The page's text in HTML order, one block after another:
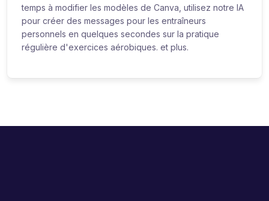
temps à modifier les modèles de Canva, utilisez notre IA
pour créer des messages pour les entraîneurs
personnels en quelques secondes sur la pratique
régulière d'exercices aérobiques. et plus.